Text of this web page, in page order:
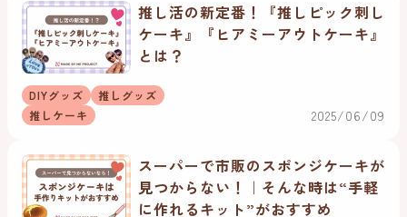
推し活の新定番！『推しピック刺し
ケーキ』『ヒアミーアウトケーキ』
とは？
DIYグッズ
推しグッズ
推しケーキ
2025/06/09
スーパーで市販のスポンジケーキが
見つからない！｜そんな時は“手軽
に作れるキット”がおすすめ